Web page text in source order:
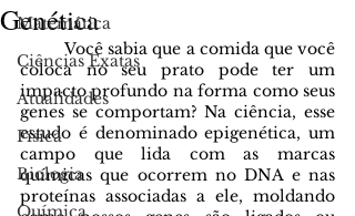
Matemática
Ciências Exatas
Atualidades
Física
Biologia
Química
Genética
	Você sabia que a comida que você
coloca no seu prato pode ter um
impacto profundo na forma como seus
genes se comportam? Na ciência, esse
estudo é denominado epigenética, um
campo que lida com as marcas
químicas que ocorrem no DNA e nas
proteínas associadas a ele, moldando